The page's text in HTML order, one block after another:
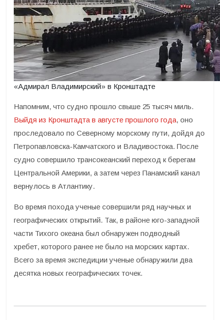
«Адмирал Владимирский» в Кронштадте
Напомним, что судно прошло свыше 25 тысяч миль.
Выйдя из Кронштадта в августе прошлого года, оно
проследовало по Северному морскому пути, дойдя до
Петропавловска-Камчатского и Владивостока. После
судно совершило трансокеанский переход к берегам
Центральной Америки, а затем через Панамский канал
вернулось в Атлантику.
Во время похода ученые совершили ряд научных и
географических открытий. Так, в районе юго-западной
части Тихого океана был обнаружен подводный
хребет, которого ранее не было на морских картах.
Всего за время экспедиции ученые обнаружили два
десятка новых географических точек.